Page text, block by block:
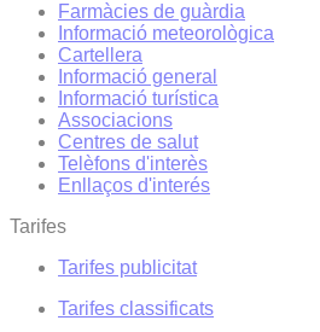
Farmàcies de guàrdia
Informació meteorològica
Cartellera
Informació general
Informació turística
Associacions
Centres de salut
Telèfons d'interès
Enllaços d'interés
Tarifes
Tarifes publicitat
Tarifes classificats